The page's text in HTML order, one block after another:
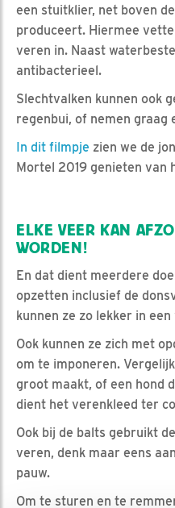
een stuitklier, net boven
produceert. Hiermee
veren in. Naast
antibacterieel.
Slechtvalken kunnen ook
regenbui, of nemen graag
In dit filmpje zien we de
Mortel 2019 genieten van
ELKE VEER KAN
WORDEN!
En dat dient meerdere
opzetten inclusief de
kunnen ze zo lekker in
Ook kunnen ze zich met
om te imponeren.
groot maakt, of een hond
dient het verenkleed ter
Ook bij de balts gebruikt
veren, denk maar eens
pauw.
Om te sturen en te